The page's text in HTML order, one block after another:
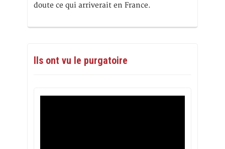
doute ce qui arriverait en France.
Ils ont vu le purgatoire